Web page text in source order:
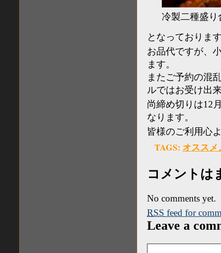
冷製二種盛
となっておりま
お品代ですが、
ます。
またご予約の混
ルではお受け出
尚締め切りは12
なります。
皆様のご利用心
TAGS: オスス
コメントは
No comments yet.
RSS feed for
Leave a